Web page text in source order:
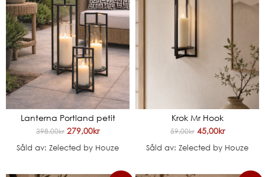
Lanterna Portland petit
398,00kr 279,00kr
Såld av: Zelected by Houze
Krok Mr Hook
59,00kr 45,00kr
Såld av: Zelected by Houze